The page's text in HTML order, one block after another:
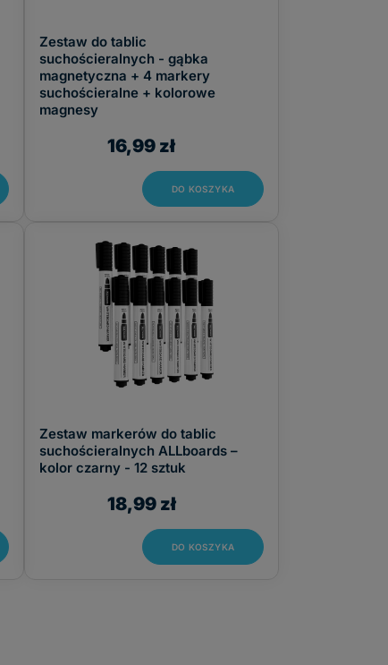
Zestaw do tablic
suchościeralnych - gąbka
magnetyczna + 4 markery
suchościeralne + kolorowe
magnesy
16,99 zł
DO KOSZYKA
Zestaw markerów do tablic
suchościeralnych ALLboards –
kolor czarny - 12 sztuk
18,99 zł
DO KOSZYKA